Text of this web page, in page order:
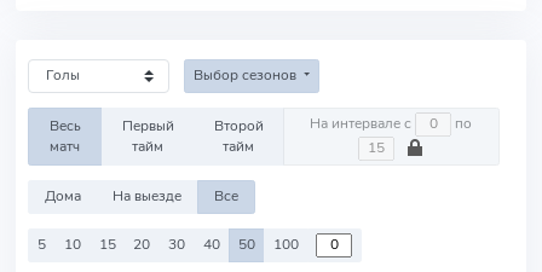
Выбор сезонов
Весь
матч
Первый
тайм
Второй
тайм
На интервале с по
Дома На выезде Все
5 10 15 20 30 40 50 100